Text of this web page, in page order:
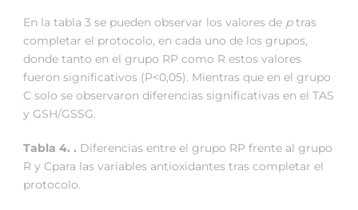
En la tabla 3 se pueden observar los valores de ptras
completar el protocolo, en cada uno de los grupos,
donde tanto en el grupo RP como R estos valores
fueron significativos (P<0,05). Mientras que en el grupo
C solo se observaron diferencias significativas en el TAS
y GSH/GSSG.
Tabla 4. . Diferencias entre el grupo RP frente al grupo
R y Cpara las variables antioxidantes tras completar el
protocolo.